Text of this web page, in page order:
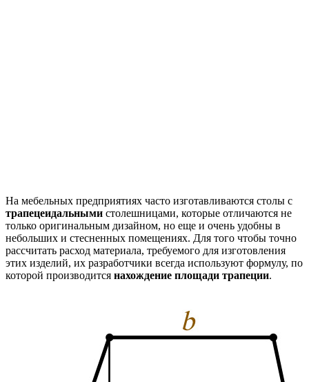
На мебельных предприятиях часто изготавливаются столы с
трапецеидальными столешницами, которые отличаются не
только оригинальным дизайном, но еще и очень удобны в
небольших и стесненных помещениях. Для того чтобы точно
рассчитать расход материала, требуемого для изготовления
этих изделий, их разработчики всегда используют формулу, по
которой производится нахождение площади трапеции.